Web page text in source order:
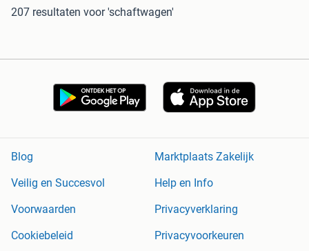
207 resultaten voor 'schaftwagen'
Blog
Marktplaats Zakelijk
Veilig en Succesvol
Help en Info
Voorwaarden
Privacyverklaring
Cookiebeleid
Privacyvoorkeuren